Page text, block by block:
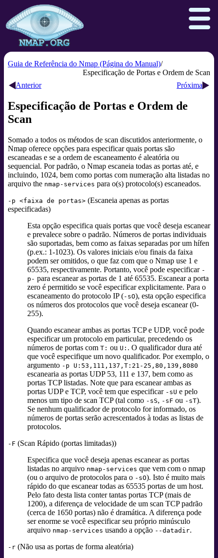
Sectools.org
Insecure.org
Download Book
Docs Zenmap GUI In the Movies
Guia de Referência do Nmap (Página do Manual)
Especificação de Portas e Ordem de Scan
Anterior
Próxima
Especificação de Portas e Ordem de
Scan
Somado a todos os métodos de scan discutidos anteriormente, o
Nmap oferece opções para especificar quais portas são
escaneadas e se a ordem de escaneamento é aleatória ou
sequencial. Por padrão, o Nmap escaneia todas as portas até, e
incluindo, 1024, bem como portas com numeração alta listadas no
arquivo the nmap-services para o(s) protocolo(s) escaneados.
-p <faixa de portas> (Escaneia apenas as portas
especificadas)
Esta opção especifica quais portas que você deseja escanear
e prevalece sobre o padrão. Números de portas individuais
são suportadas, bem como as faixas separadas por um hífen
(p.ex.: 1-1023). Os valores iniciais e/ou finais da faixa
podem ser omitidos, o que faz com que o Nmap use 1 e
65535, respectivamente. Portanto, você pode especificar -
p- para escanear as portas de 1 até 65535. Escanear a porta
zero é permitido se você especificar explicitamente. Para o
escaneamento do protocolo IP (-sO), esta opção especifica
os números dos protocolos que você deseja escanear (0-
255).
Quando escanear ambas as portas TCP e UDP, você pode
especificar um protocolo em particular, precedendo os
números de portas com T: ou U: . O qualificador dura até
que você especifique um novo qualificador. Por exemplo, o
argumento -p U:53,111,137,T:21-25,80,139,8080
escanearia as portas UDP 53, 111 e 137, bem como as
portas TCP listadas. Note que para escanear ambas as
portas UDP e TCP, você tem que especificar -sU e pelo
menos um tipo de scan TCP (tal como -sS, -sF ou -sT).
Se nenhum qualificador de protocolo for informado, os
números de portas serão acrescentados à todas as listas de
protocolos.
-F (Scan Rápido (portas limitadas))
Especifica que você deseja apenas escanear as portas
listadas no arquivo nmap-services que vem com o nmap
(ou o arquivo de protocolos para o -sO). Isto é muito mais
rápido do que escanear todas as 65535 portas de um host.
Pelo fato desta lista conter tantas portas TCP (mais de
1200), a diferença de velocidade de um scan TCP padrão
(cerca de 1650 portas) não é dramática. A diferença pode
ser enorme se você especificar seu próprio minúsculo
arquivo nmap-services usando a opção --datadir.
-r (Não usa as portas de forma aleatória)